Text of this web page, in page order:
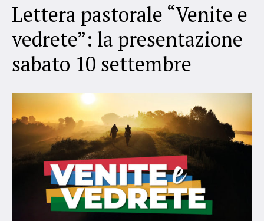
Lettera pastorale “Venite e
vedrete”: la presentazione
sabato 10 settembre